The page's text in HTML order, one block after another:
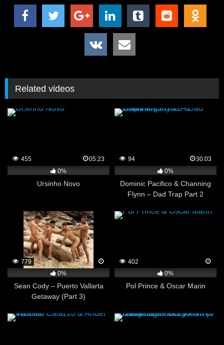
Related videos
455
05:23
0%
Ursinho Novo
94
30:03
0%
Dominic Pacifico & Channing
Flynn – Dad Trap Part 2
779
0%
Sean Cody – Puerto Vallarta
Getaway (Part 3)
402
0%
Pol Prince & Oscar Marin